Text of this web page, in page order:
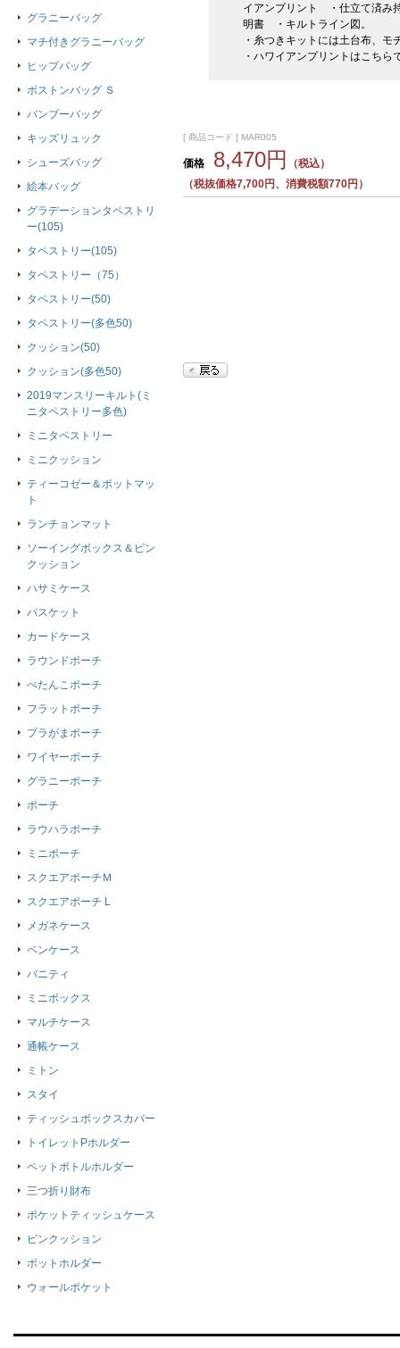
イアンプリント ・仕立て済
明書 ・キルトライン図。
・糸つきキットには土台布、
・ハワイアンプリントはこちら
[ 商品コード ] MAR005
価格 8,470円
（税込）
（税抜価格7,700円、消費税額770円）
グラニーバッグ
マチ付きグラニーバッグ
ヒップバッグ
ボストンバッグ Ｓ
バンブーバッグ
キッズリュック
シューズバッグ
絵本バッグ
グラデーションタペストリ
ー(105)
タペストリー(105)
タペストリー（75）
タペストリー(50)
タペストリー(多色50)
クッション(50)
クッション(多色50)
2019マンスリーキルト(ミ
ニタペストリー多色)
ミニタペストリー
ミニクッション
ティーコゼー＆ポットマッ
ト
ランチョンマット
ソーイングボックス＆ピン
クッション
ハサミケース
バスケット
カードケース
ラウンドポーチ
ぺたんこポーチ
フラットポーチ
プラがまポーチ
ワイヤーポーチ
グラニーポーチ
ポーチ
ラウハラポーチ
ミニポーチ
スクエアポーチＭ
スクエアポーチ L
メガネケース
ペンケース
バニティ
ミニボックス
マルチケース
通帳ケース
ミトン
スタイ
ティッシュボックスカバー
トイレットPホルダー
ペットボトルホルダー
三つ折り財布
ポケットティッシュケース
ピンクッション
ポットホルダー
ウォールポケット